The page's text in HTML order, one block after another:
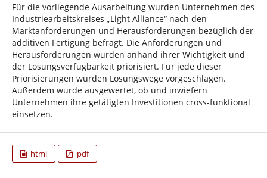
Für die vorliegende Ausarbeitung wurden Unternehmen des
Industriearbeitskreises „Light Alliance“ nach den
Marktanforderungen und Herausforderungen bezüglich der
additiven Fertigung befragt. Die Anforderungen und
Herausforderungen wurden anhand ihrer Wichtigkeit und
der Lösungsverfügbarkeit priorisiert. Für jede dieser
Priorisierungen wurden Lösungswege vorgeschlagen.
Außerdem wurde ausgewertet, ob und inwiefern
Unternehmen ihre getätigten Investitionen cross-funktional
einsetzen.
html pdf